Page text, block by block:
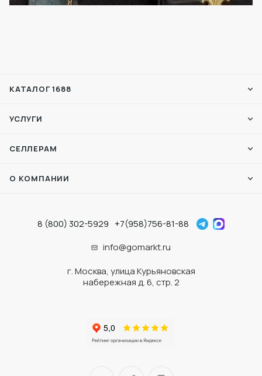
КАТАЛОГ 1688
УСЛУГИ
СЕЛЛЕРАМ
О КОМПАНИИ
8 (800) 302-5929 +7(958)756-81-88
info@gomarkt.ru
г. Москва, улица Курьяновская
набережная д. 6, стр. 2